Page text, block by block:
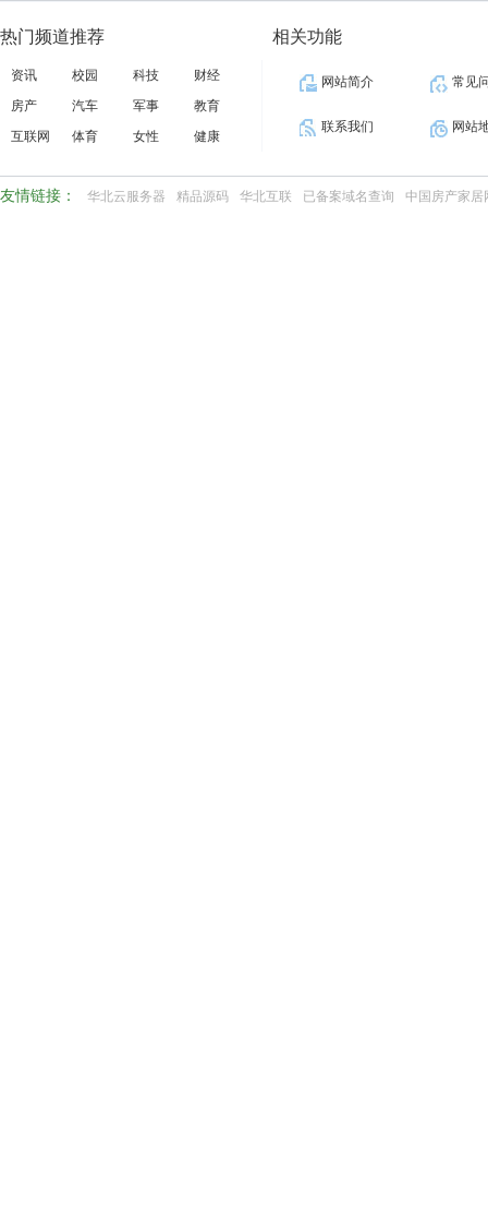
热门频道推荐
资讯 校园 科技
财经
房产
汽车 军事
教育
互联网
体育 女性 健康
相关功能
网站简介 常见
联系我们 网站
友情链接： 华北云服务器 精品源码 华北互联 已备案域名查询 中国房产家居